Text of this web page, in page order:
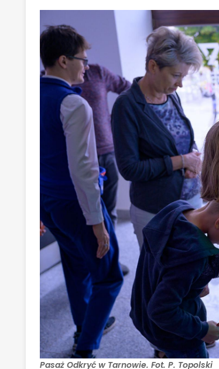
Pasaż Odkryć w Tarnowie. Fot. P. Topolski